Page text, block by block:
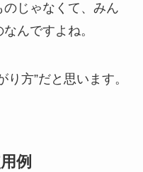
じゃなくて、みん
んですよね。
方”だと思います。
例